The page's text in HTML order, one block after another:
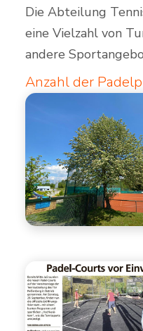
Die Abteilung
eine Vielzahl von
andere
Anzahl der